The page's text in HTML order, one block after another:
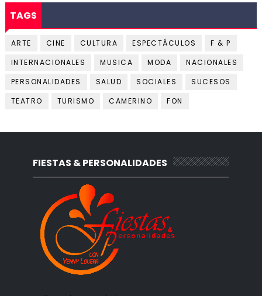
TAGS
ARTE CINE CULTURA ESPECTÁCULOS
F & P
INTERNACIONALES
MUSICA MODA
NACIONALES
PERSONALIDADES
SALUD SOCIALES
SUCESOS
TEATRO
TURISMO CAMERINO FON
FIESTAS & PERSONALIDADES